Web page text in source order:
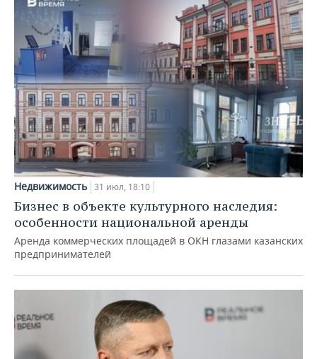
Недвижимость 31 июл, 18:10
Бизнес в объекте культурного наследия:
особенности национальной аренды
Аренда коммерческих площадей в ОКН глазами казанских
предпринимателей